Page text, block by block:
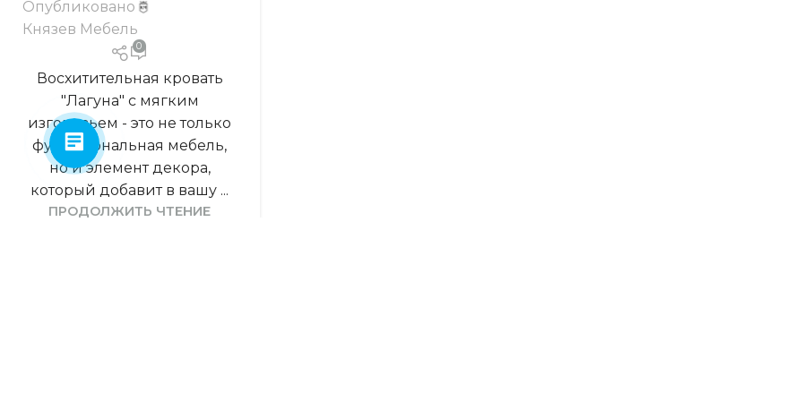
Опубликовано
Князев Мебель
0
Восхитительная кровать
"Лагуна" с мягким
изголовьем - это не только
функциональная мебель,
но и элемент декора,
который добавит в вашу ...
ПРОДОЛЖИТЬ ЧТЕНИЕ